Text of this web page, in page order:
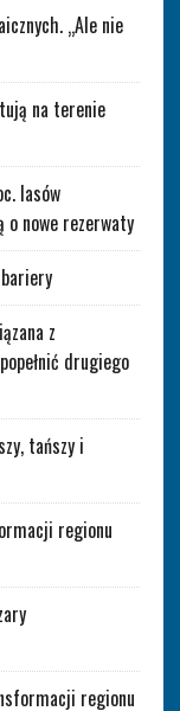
„Ale nie
na terenie
lasów
o nowe rezerwaty
z
drugiego
tańszy i
regionu
regionu